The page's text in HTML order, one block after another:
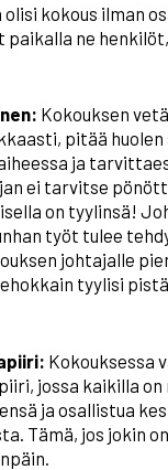
olisi kokous ilman
paikalla ne
Kokouksen
pitää
ja
ei tarvitse
on tyylinsä!
työt tulee
johtajalle
tyylisi
Kokouksessa
jossa kaikilla on
ja osallistua
Tämä, jos jokin